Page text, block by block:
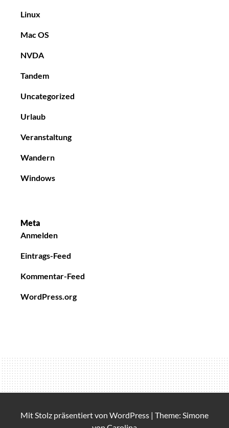
Linux
Mac OS
NVDA
Tandem
Uncategorized
Urlaub
Veranstaltung
Wandern
Windows
Meta
Anmelden
Eintrags-Feed
Kommentar-Feed
WordPress.org
Mit Stolz präsentiert von WordPress | Theme: Simone